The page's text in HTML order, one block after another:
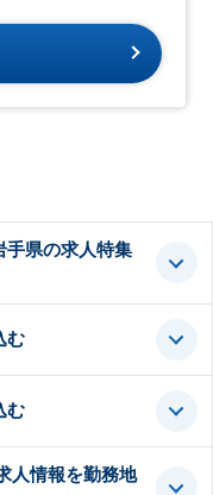
手県の求人特集
む
む
人情報を勤務地